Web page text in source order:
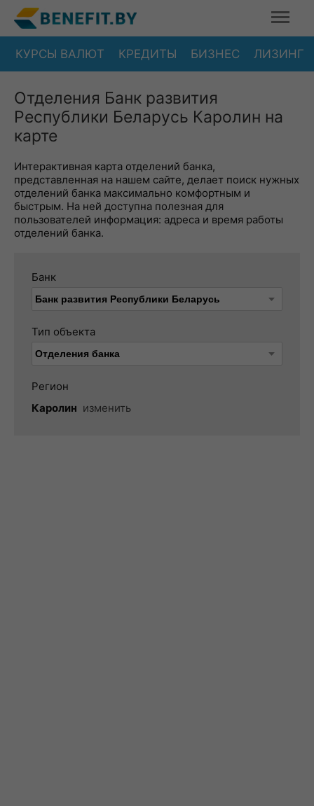
КУРСЫ ВАЛЮТ КРЕДИТЫ БИЗНЕС ЛИЗИНГ
Отделения Банк развития
Республики Беларусь Каролин на
карте
Интерактивная карта отделений банка,
представленная на нашем сайте, делает поиск нужных
отделений банка максимально комфортным и
быстрым. На ней доступна полезная для
пользователей информация: адреса и время работы
отделений банка.
Банк
Тип объекта
Регион
Каролин изменить